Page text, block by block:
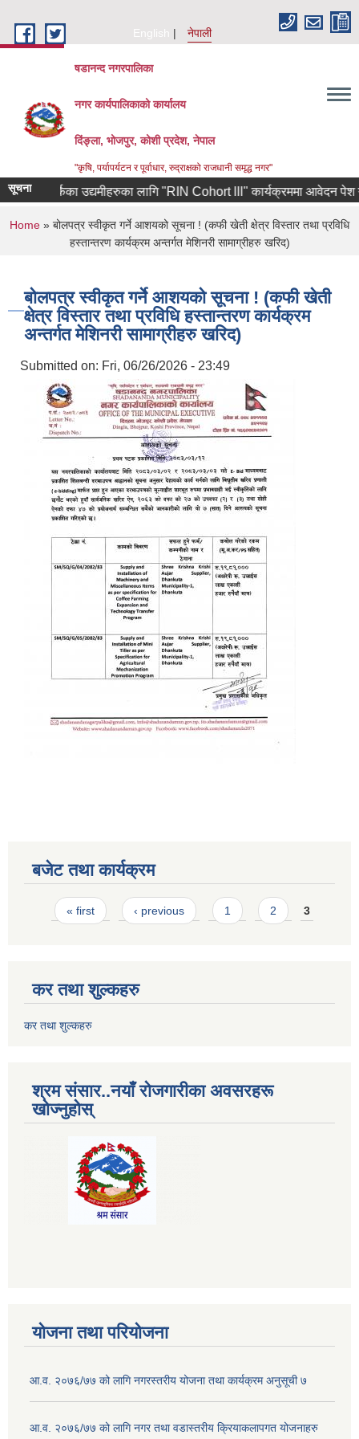
English
नेपाली
षडानन्द नगरपालिका
नगर कार्यपालिकाको कार्यालय
दिंङ्ला, भोजपुर, कोशी प्रदेश, नेपाल
"कृषि, पर्यापर्यटन र पूर्वाधार, रुद्राक्षको राजधानी समृद्ध नगर"
सूचना फर्केका उद्यमीहरुका लागि "RIN Cohort lll" कार्यक्रममा आवेदन पेश
You are here
Home » बोलपत्र स्वीकृत गर्ने आशयको सूचना ! (कफी खेती क्षेत्र विस्तार तथा प्रविधि
हस्तान्तरण कार्यक्रम अन्तर्गत मेशिनरी सामाग्रीहरु खरिद)
बोलपत्र स्वीकृत गर्ने आशयको सूचना ! (कफी खेती
क्षेत्र विस्तार तथा प्रविधि हस्तान्तरण कार्यक्रम
अन्तर्गत मेशिनरी सामाग्रीहरु खरिद)
Submitted on: Fri, 06/26/2026 - 23:49
बजेट तथा कार्यक्रम
Pages
« first ‹ previous 1 2 3
कर तथा शुल्कहरु
कर तथा शुल्कहरु
श्रम संसार..नयाँ रोजगारीका अवसरहरू
खोज्नुहोस्
योजना तथा परियोजना
आ.व. २०७६/७७ को लागि नगरस्तरीय योजना तथा कार्यक्रम अनुसूची ७
आ.व. २०७६/७७ को लागि नगर तथा वडास्तरीय क्रियाकलापगत योजनाहरु